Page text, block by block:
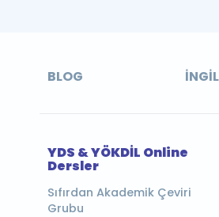
BLOG
YDS & YÖKDİL Online
Dersler
Sıfırdan Akademik Çeviri
Grubu